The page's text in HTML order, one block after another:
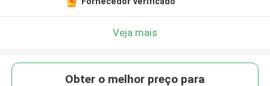
Veja mais
Obter o melhor preço para